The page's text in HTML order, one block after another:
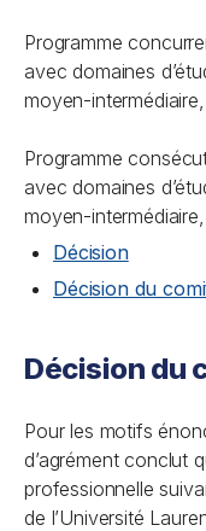
Programme
avec domaines
moyen-
Programme
avec domaines
moyen-
Décision
Décision du
Décision du
Pour les motifs
d’agrément conclut
professionnelle
de l’Université